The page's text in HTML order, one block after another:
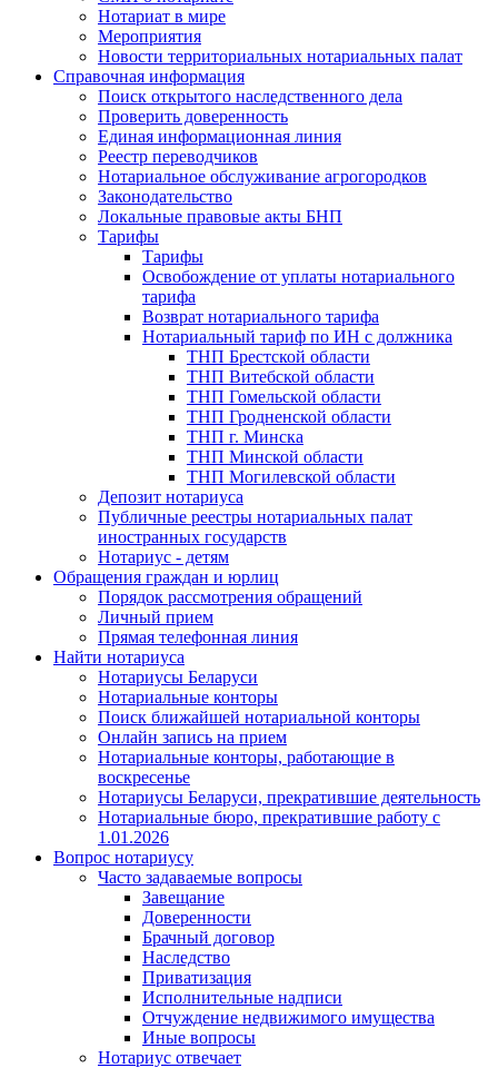
Нотариат в мире
Мероприятия
Новости территориальных нотариальных палат
Справочная информация
Поиск открытого наследственного дела
Проверить доверенность
Единая информационная линия
Реестр переводчиков
Нотариальное обслуживание агрогородков
Законодательство
Локальные правовые акты БНП
Тарифы
Тарифы
Освобождение от уплаты нотариального
тарифа
Возврат нотариального тарифа
Нотариальный тариф по ИН с должника
ТНП Брестской области
ТНП Витебской области
ТНП Гомельской области
ТНП Гродненской области
ТНП г. Минска
ТНП Минской области
ТНП Могилевской области
Депозит нотариуса
Публичные реестры нотариальных палат
иностранных государств
Нотариус - детям
Обращения граждан и юрлиц
Порядок рассмотрения обращений
Личный прием
Прямая телефонная линия
Найти нотариуса
Нотариусы Беларуси
Нотариальные конторы
Поиск ближайшей нотариальной конторы
Онлайн запись на прием
Нотариальные конторы, работающие в
воскресенье
Нотариусы Беларуси, прекратившие деятельность
Нотариальные бюро, прекратившие работу с
1.01.2026
Вопрос нотариусу
Часто задаваемые вопросы
Завещание
Доверенности
Брачный договор
Наследство
Приватизация
Исполнительные надписи
Отчуждение недвижимого имущества
Иные вопросы
Нотариус отвечает